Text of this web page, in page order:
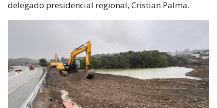
delegado presidencial regional, Cristian Palma.